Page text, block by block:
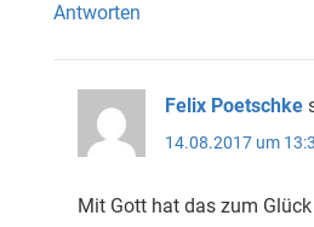
Antworten
Felix Poetschke
14.08.2017 um
Mit Gott hat das zum